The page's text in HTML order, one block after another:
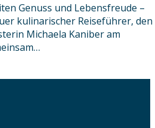
Genuss und Lebensfreude –
kulinarischer Reiseführer, den
Michaela Kaniber am